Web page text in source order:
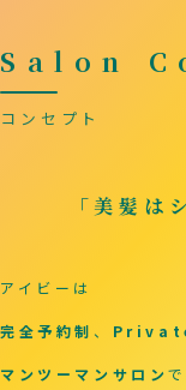
Salon
コンセプト
「美髪は
アイビーは
完全予約制 、
マンツーマンサロン